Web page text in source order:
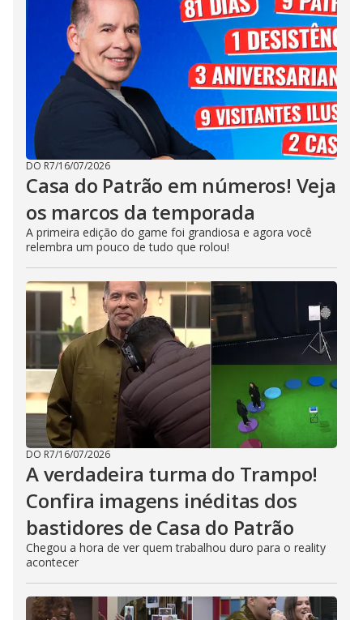
DO R7/16/07/2026
Casa do Patrão em números! Veja
os marcos da temporada
A primeira edição do game foi grandiosa e agora você
relembra um pouco de tudo que rolou!
DO R7/16/07/2026
A verdadeira turma do Trampo!
Confira imagens inéditas dos
bastidores de Casa do Patrão
Chegou a hora de ver quem trabalhou duro para o reality
acontecer